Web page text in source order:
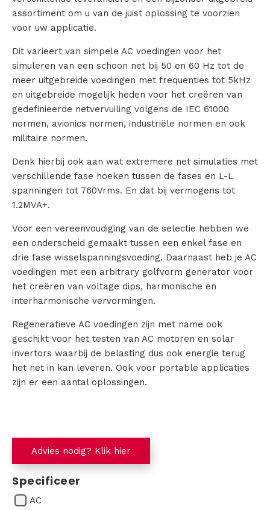
Advies nodig? Klik hier
Specificeer
AC
assortiment om u van de juist oplossing te voorzien
voor uw applicatie.
Dit varieert van simpele AC voedingen voor het
simuleren van een schoon net bij 50 en 60 Hz tot de
meer uitgebreide voedingen met frequenties tot 5kHz
en uitgebreide mogelijk heden voor het creëren van
gedefinieerde netvervuiling volgens de IEC 61000
normen, avionics normen, industriële normen en ook
militaire normen.
Denk hierbij ook aan wat extremere net simulaties met
verschillende fase hoeken tussen de fases en L-L
spanningen tot 760Vrms. En dat bij vermogens tot
1.2MVA+.
Voor een vereenvoudiging van de selectie hebben we
een onderscheid gemaakt tussen een enkel fase en
drie fase wisselspanningsvoeding. Daarnaast heb je AC
voedingen met een arbitrary golfvorm generator voor
het creëren van voltage dips, harmonische en
interharmonische vervormingen.
Regeneratieve AC voedingen zijn met name ook
geschikt voor het testen van AC motoren en solar
invertors waarbij de belasting dus ook energie terug
het net in kan leveren. Ook voor portable applicaties
zijn er een aantal oplossingen.